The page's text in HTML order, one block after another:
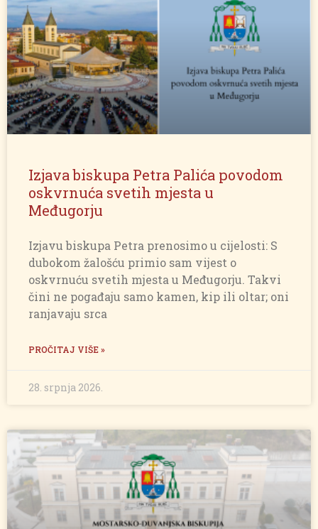
Izjava biskupa Petra Palića povodom
oskvrnuća svetih mjesta u
Međugorju
Izjavu biskupa Petra prenosimo u cijelosti: S
dubokom žalošću primio sam vijest o
oskvrnuću svetih mjesta u Međugorju. Takvi
čini ne pogađaju samo kamen, kip ili oltar; oni
ranjavaju srca
PROČITAJ VIŠE »
28. srpnja 2026.